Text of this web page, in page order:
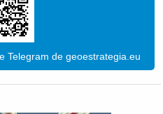
Telegram de geoestrategia.eu